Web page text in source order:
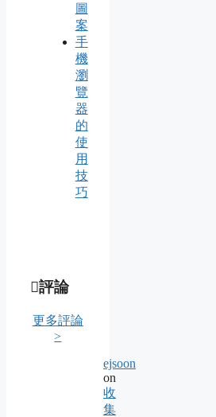
圖
案
手
機
瀏
覽
器
的
使
用
技
巧
評論
更多評論
>
ejsoon
on
收
集